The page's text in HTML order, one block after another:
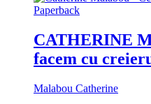
Paperback
CATHERINE
facem cu
Malabou Catherine